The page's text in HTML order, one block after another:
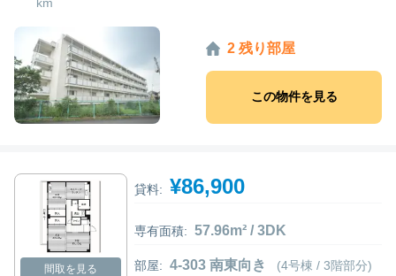
2 残り部屋
この物件を見る
間取を見る
貸料: ¥86,900
専有面積: 57.96m² / 3DK
部屋: 4-303 南東向き (4号棟 / 3階部分)